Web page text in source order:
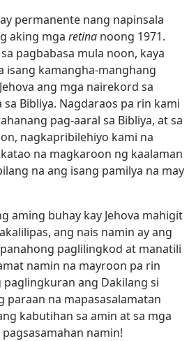
permanente nang napinsala
aking mga retina noong 1971.
pagbabasa mula noon, kaya
isang kamangha-manghang
ang mga nairekord sa
Bibliya. Nagdaraos pa rin kami
pag-aaral sa Bibliya, at sa
nagkapribilehiyo kami na
na magkaroon ng kaalaman
na ang isang pamilya na may
aming buhay kay Jehova mahigit
ang nais namin ay ang
paglilingkod at manatili
namin na mayroon pa rin
ang Dakilang si
paraan na mapasasalamatan
kabutihan sa amin at sa mga
namin!